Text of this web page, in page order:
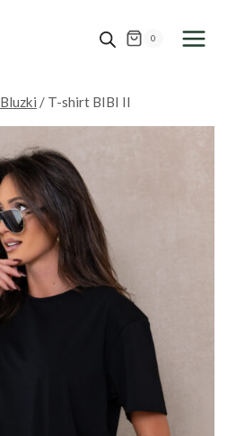
0
Bluzki / T-shirt BIBI II